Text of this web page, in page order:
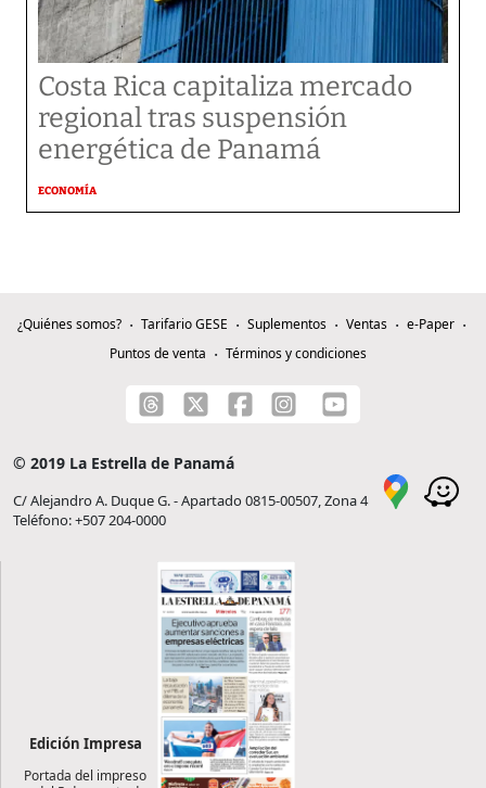
Costa Rica capitaliza mercado
regional tras suspensión
energética de Panamá
ECONOMÍA
¿Quiénes somos? Tarifario GESE Suplementos Ventas
e-Paper
Puntos de venta
Términos y condiciones
© 2019 La Estrella de Panamá
C/ Alejandro A. Duque G. - Apartado 0815-00507, Zona 4
Teléfono: +507 204-0000
Edición Impresa
Portada del impreso